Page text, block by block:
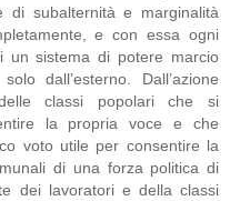
di subalternità e marginalità
e con essa ogni
un sistema di potere marcio
dall’esterno. Dall’azione
classi popolari che si
la propria voce e che
voto utile per consentire la
di una forza politica di
dei lavoratori e della classi